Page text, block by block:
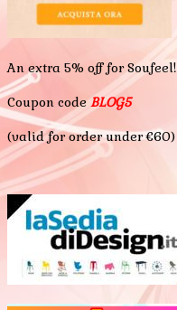
An extra 5% off for Soufeel!
Coupon codeBLOG5
(valid for order under €60)